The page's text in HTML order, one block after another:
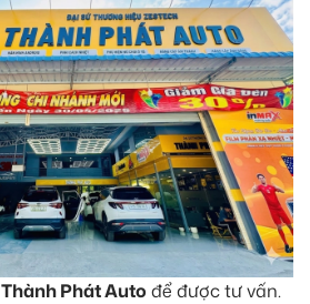
Thành Phát Auto để được tư vấn.